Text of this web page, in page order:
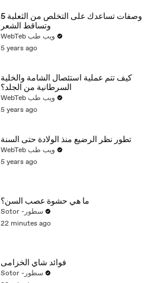
5 وصفات تساعدك على التخلص من الثعلبة
وتساقط الشعر
WebTeb ويب طب
5 years ago
كيف تتم عملية استئصال الشامة والخلية
السرطانية من الجلد؟
WebTeb ويب طب
5 years ago
تطور نظر الرضيع منذ الولادة حتى السنة
WebTeb ويب طب
5 years ago
ما هي حشوة عصب السن؟
Sotor -سطور
22 minutes ago
فوائد شاي الخزامى
Sotor -سطور